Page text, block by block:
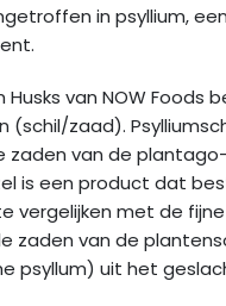
in psyllium,
Husks van NOW Foods
(schil/zaad).
zaden van de
is een product dat
vergelijken met de
zaden van de
psyllum) uit het